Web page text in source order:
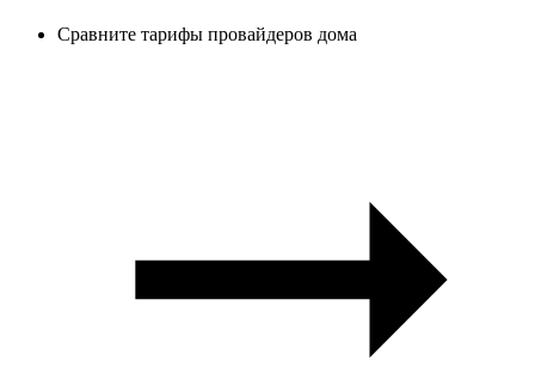
Сравните тарифы провайдеров дома